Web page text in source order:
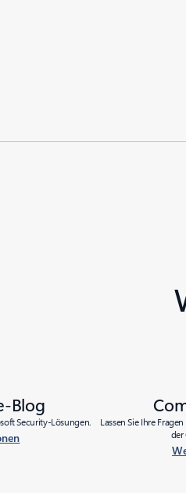
Blog
Security-Lösungen.
Lassen Sie Ihre
der